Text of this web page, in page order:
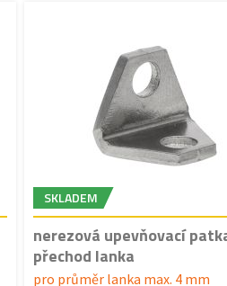
SKLADEM
nerezová upevňovací
přechod lanka
pro průměr lanka max. 4 mm